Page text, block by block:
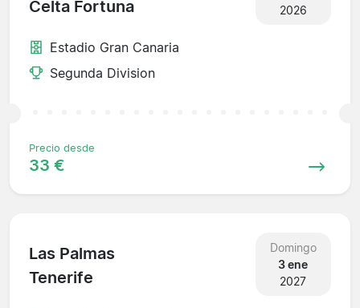
Celta Fortuna 2026
Estadio Gran Canaria
Segunda Division
Precio desde
33 €
Las Palmas
Tenerife
Domingo
3 ene
2027